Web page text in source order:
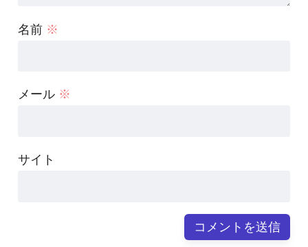
名前 ※
メール ※
サイト